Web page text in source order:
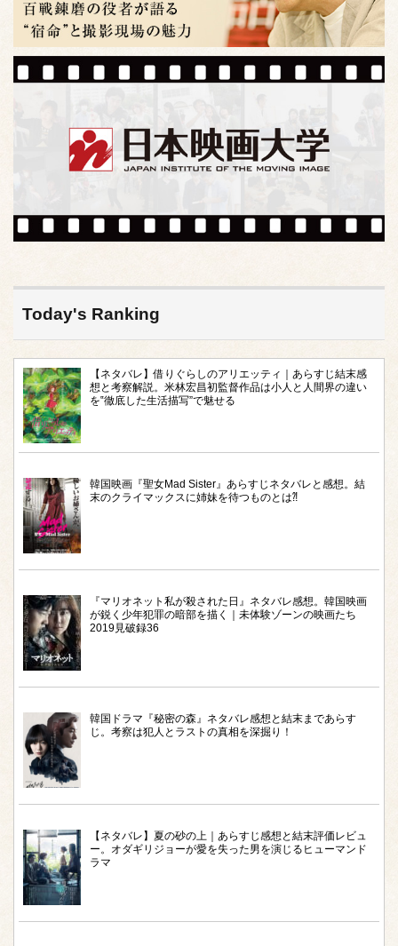
Today's Ranking
【ネタバレ】借りぐらしのアリエッティ｜あらすじ結末感
想と考察解説。米林宏昌初監督作品は小人と人間界の違い
を‟徹底した生活描写”で魅せる
韓国映画『聖女Mad Sister』あらすじネタバレと感想。結
末のクライマックスに姉妹を待つものとは⁈
『マリオネット私が殺された日』ネタバレ感想。韓国映画
が鋭く少年犯罪の暗部を描く｜未体験ゾーンの映画たち
2019見破録36
韓国ドラマ『秘密の森』ネタバレ感想と結末まであらす
じ。考察は犯人とラストの真相を深掘り！
【ネタバレ】夏の砂の上｜あらすじ感想と結末評価レビュ
ー。オダギリジョーが愛を失った男を演じるヒューマンド
ラマ